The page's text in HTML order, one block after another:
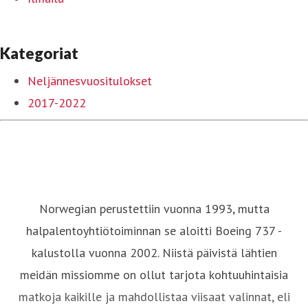
Kategoriat
Neljännesvuositulokset
2017-2022
Norwegian perustettiin vuonna 1993, mutta
halpalentoyhtiötoiminnan se aloitti Boeing 737 -
kalustolla vuonna 2002. Niistä päivistä lähtien
meidän missiomme on ollut tarjota kohtuuhintaisia
matkoja kaikille ja mahdollistaa viisaat valinnat, eli